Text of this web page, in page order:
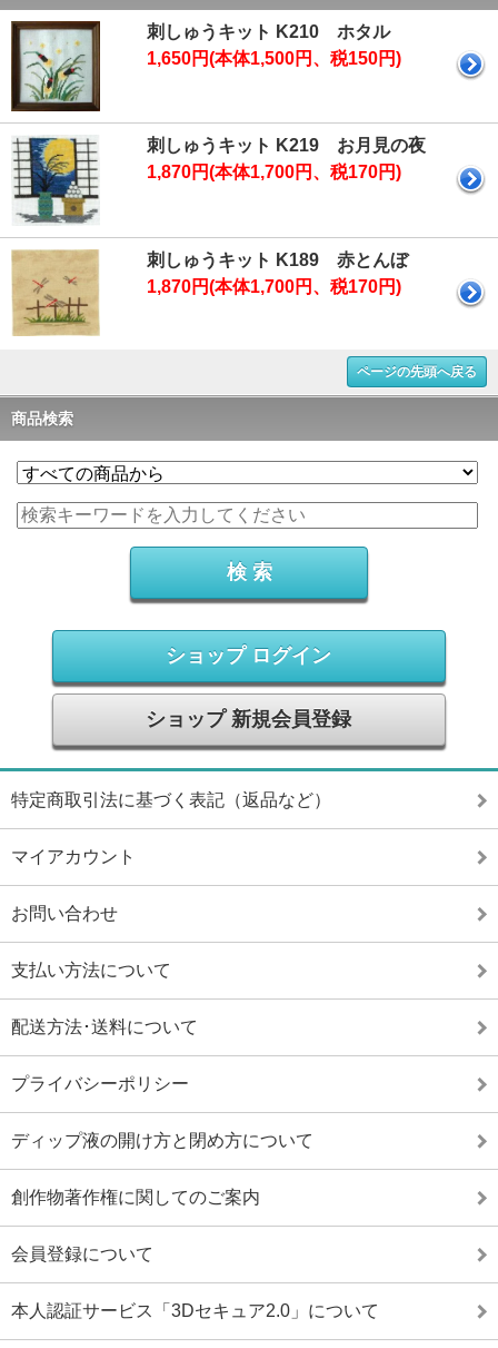
刺しゅうキット K210 ホタル
1,650円(本体1,500円、税150円)
刺しゅうキット K219 お月見の夜
1,870円(本体1,700円、税170円)
刺しゅうキット K189 赤とんぼ
1,870円(本体1,700円、税170円)
ページの先頭へ戻る
商品検索
ショップ ログイン
ショップ 新規会員登録
特定商取引法に基づく表記（返品など）
マイアカウント
お問い合わせ
支払い方法について
配送方法･送料について
プライバシーポリシー
ディップ液の開け方と閉め方について
創作物著作権に関してのご案内
会員登録について
本人認証サービス「3Dセキュア2.0」について